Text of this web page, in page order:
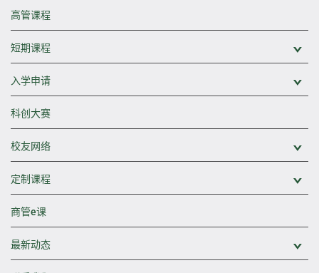
高管课程
短期课程
入学申请
科创大赛
校友网络
定制课程
商管e课
最新动态